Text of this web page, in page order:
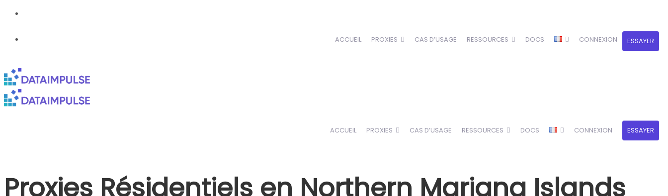
ACCUEIL PROXIES CAS D’USAGE RESSOURCES DOCS CONNEXION ESSAYER
ACCUEIL PROXIES CAS D’USAGE RESSOURCES DOCS CONNEXION ESSAYER
Proxies Résidentiels en Northern Mariana Islands